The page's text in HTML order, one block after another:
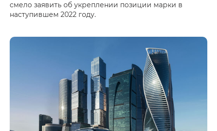
смело заявить об укреплении позиции марки в
наступившем 2022 году.